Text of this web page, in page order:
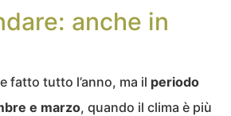
anche in
fatto tutto l’anno, ma il periodo
e marzo, quando il clima è più